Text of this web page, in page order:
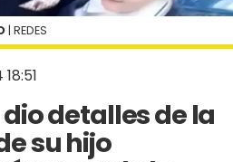
detalles de la
su hijo
| REDES